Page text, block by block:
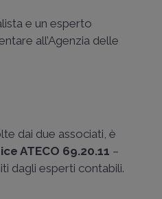
e un esperto
all’Agenzia delle
dai due associati, è
ATECO 69.20.11 –
dagli esperti contabili.